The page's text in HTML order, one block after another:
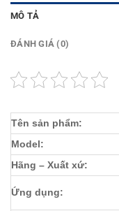
MÔ TẢ
ĐÁNH GIÁ (0)
Tên sản phẩm:
Model:
Hãng – Xuất xứ:
Ứng dụng: